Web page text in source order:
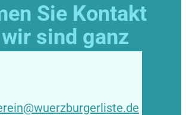
Sie Kontakt
sind ganz